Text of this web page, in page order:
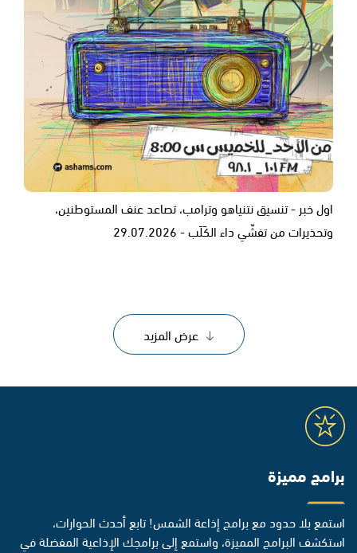
اول خبر - تنسيق نتنياهو وترامب، تصاعد عنف المستوطنين،
وتحذيرات من تفشّي داء الكَلَب - 29.07.2026
عرض المزيد
برامج مميزة
استمع بلا حدود مع برامج إذاعة الشمس! تابع أحدث الحوارات،
استكشف البرامج المميزة، واستمع إلى برامجك الإذاعية المفضلة في